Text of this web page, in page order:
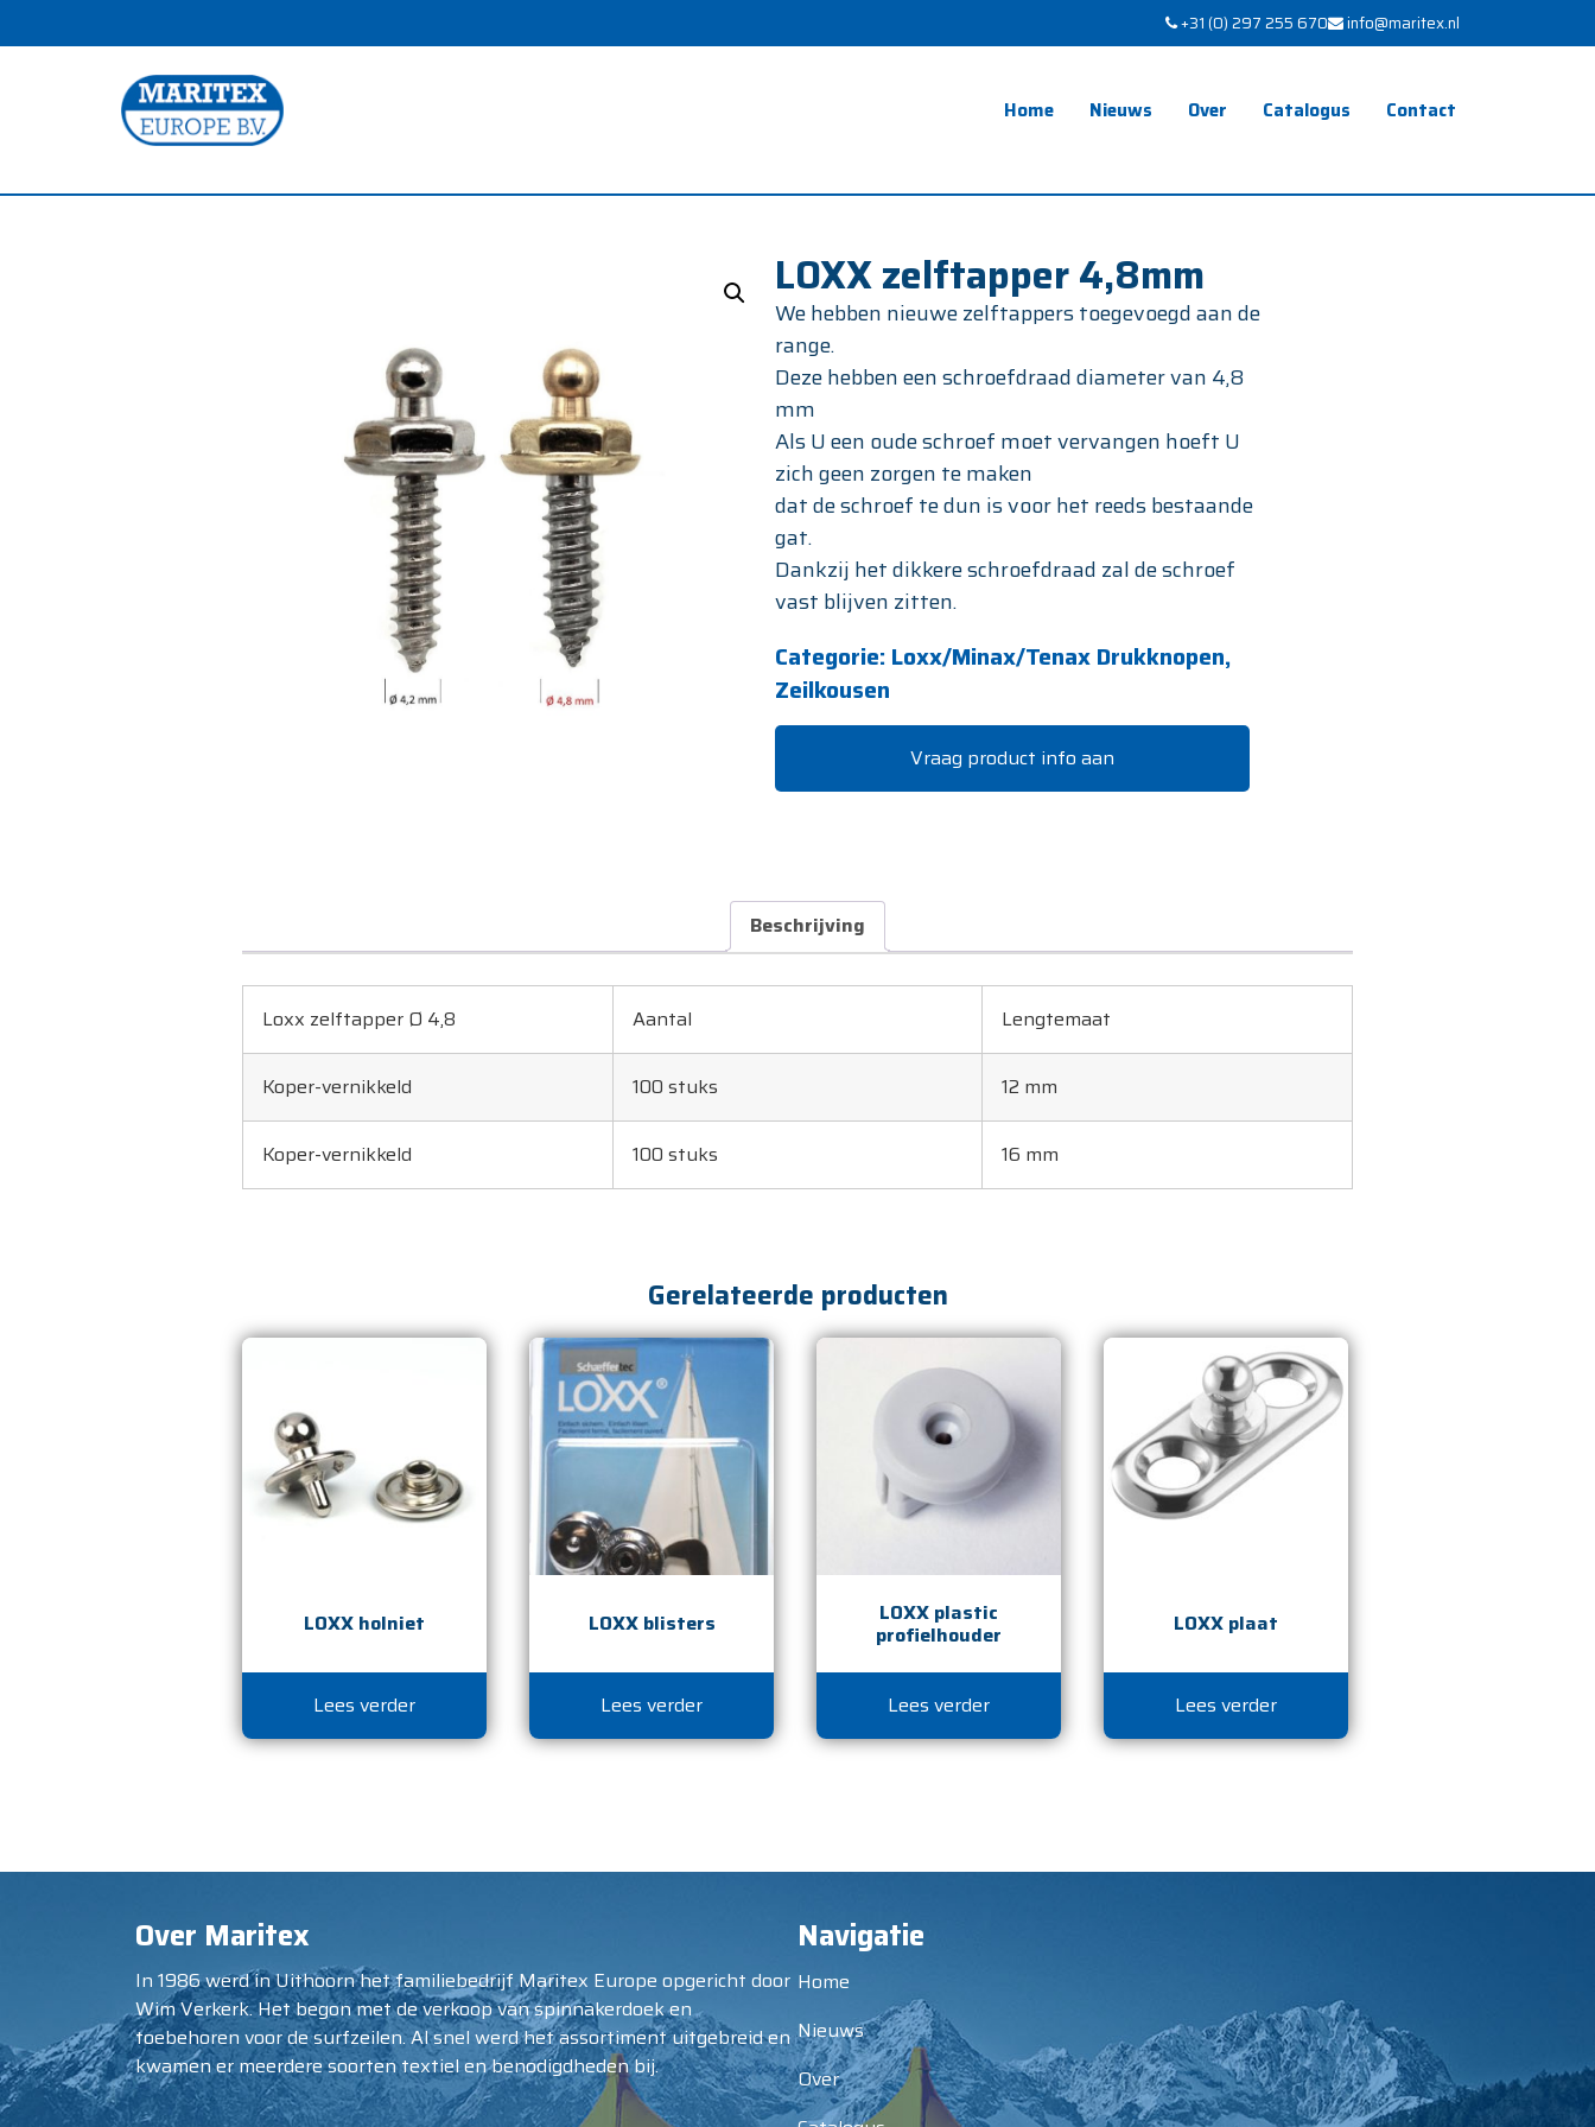
+31 (0) 297 255 670 info@maritex.nl
Home Nieuws Over Catalogus Contact
LOXX zelftapper 4,8mm
We hebben nieuwe zelftappers toegevoegd aan de
range.
Deze hebben een schroefdraad diameter van 4,8
mm
Als U een oude schroef moet vervangen hoeft U
zich geen zorgen te maken
dat de schroef te dun is voor het reeds bestaande
gat.
Dankzij het dikkere schroefdraad zal de schroef
vast blijven zitten.
Categorie: Loxx/Minax/Tenax Drukknopen,
Zeilkousen
Vraag product info aan
Beschrijving
Loxx zelftapper Ø 4,8 Aantal Lengtemaat
Koper-vernikkeld 100 stuks 12 mm
Koper-vernikkeld 100 stuks 16 mm
Gerelateerde producten
LOXX holniet
Lees verder
LOXX blisters
Lees verder
LOXX plastic
profielhouder
Lees verder
LOXX plaat
Lees verder
Over Maritex
In 1986 werd in Uithoorn het familiebedrijf Maritex Europe opgericht door
Wim Verkerk. Het begon met de verkoop van spinnakerdoek en
toebehoren voor de surfzeilen. Al snel werd het assortiment uitgebreid en
kwamen er meerdere soorten textiel en benodigdheden bij.
Navigatie
Home
Nieuws
Over